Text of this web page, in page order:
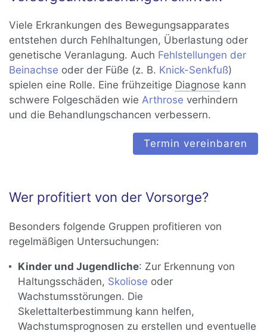
Viele Erkrankungen des Bewegungsapparates
entstehen durch Fehlhaltungen, Überlastung oder
genetische Veranlagung. Auch Fehlstellungen der
Beinachse oder der Füße (z. B. Knick-Senkfuß)
spielen eine Rolle. Eine frühzeitige Diagnose kann
schwere Folgeschäden wieArthrose verhindern
und die Behandlungschancen verbessern.
Termin vereinbaren
Wer profitiert von der Vorsorge?
Besonders folgende Gruppen profitieren von
regelmäßigen Untersuchungen:
Kinder und Jugendliche: Zur Erkennung von
Haltungsschäden, Skoliose oder
Wachstumsstörungen. Die
Skelettalterbestimmung kann helfen,
Wachstumsprognosen zu erstellen und eventuelle